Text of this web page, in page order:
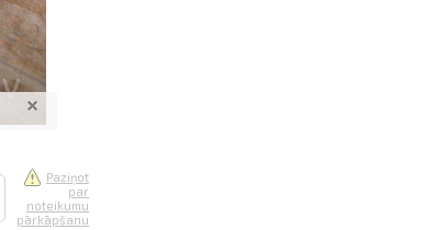
Paziņot
par
noteikumu
pārkāpšanu